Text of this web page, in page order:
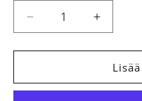
Vähennä tuotteen
Lisää